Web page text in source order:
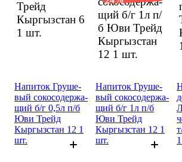
Трейд
Кыргыз­стан 6
1 шт.
щий б/г 1л п/
б Юви Трейд
Кыргыз­стан
12 1 шт.
Напиток Груше­
вый сокосо­держа­
щий б/г 0,5л п/б
Юви Трейд
Кыргыз­стан 12 1
шт.
Напиток Груше­
вый сокосо­держа­
щий б/г 1л п/б
Юви Трейд
Кыргыз­стан 12 1
шт.